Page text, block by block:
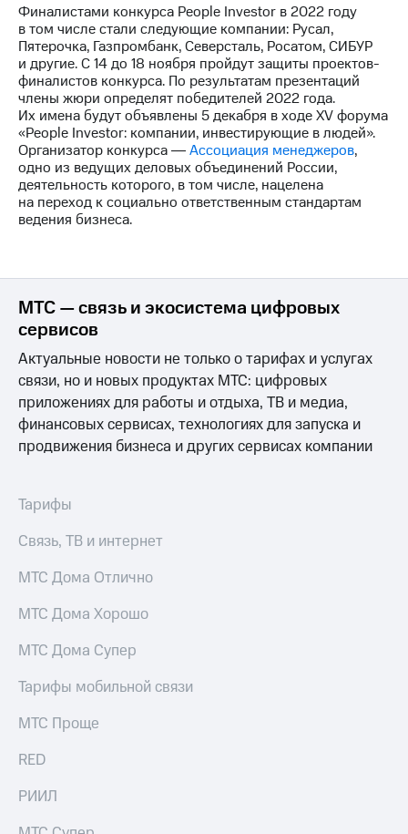
Порядок
выкупа
акций
Дивиденды
Рынок
облигаций
Описание
Еврооблигации-2023
Уведомление
о
погашении
именных
Реквизиты
Контакты
развитие
деловая этика
На главную
Финалистами конкурса People Investor в 2022 году
в том числе стали следующие компании: Русал,
Пятерочка, Газпромбанк, Северсталь, Росатом, СИБУР
и другие. С 14 до 18 ноября пройдут защиты проектов-
финалистов конкурса. По результатам презентаций
члены жюри определят победителей 2022 года.
Их имена будут объявлены 5 декабря в ходе XV форума
«People Investor: компании, инвестирующие в людей».
Организатор конкурса ―Ассоциация менеджеров,
одно из ведущих деловых объединений России,
деятельность которого, в том числе, нацелена
на переход к социально ответственным стандартам
ведения бизнеса.
МТС — связь и экосистема цифровых
сервисов
Актуальные новости не только о тарифах и услугах
связи, но и новых продуктах МТС: цифровых
приложениях для работы и отдыха, ТВ и медиа,
финансовых сервисах, технологиях для запуска и
продвижения бизнеса и других сервисах компании
Тарифы
Связь, ТВ и интернет
МТС Дома Отлично
МТС Дома Хорошо
МТС Дома Супер
Тарифы мобильной связи
МТС Проще
RED
РИИЛ